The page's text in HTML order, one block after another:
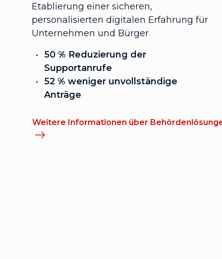
Etablierung einer sicheren,
personalisierten digitalen Erfahrung für
Unternehmen und Bürger
50 % Reduzierung der
Supportanrufe
52 % weniger unvollständige
Anträge
Weitere Informationen über